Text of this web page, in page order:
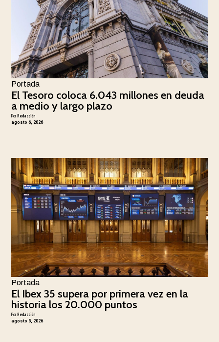
Portada
El Tesoro coloca 6.043 millones en deuda
a medio y largo plazo
PorRedacción
agosto 6, 2026
Portada
El Ibex 35 supera por primera vez en la
historia los 20.000 puntos
PorRedacción
agosto 5, 2026